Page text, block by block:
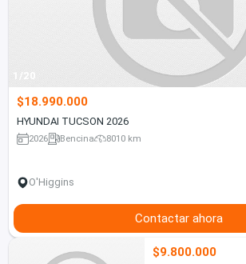
1/20
$18.990.000
HYUNDAI TUCSON 2026
2026 Bencina 8010 km
O'Higgins
Contactar ahora
$9.800.000